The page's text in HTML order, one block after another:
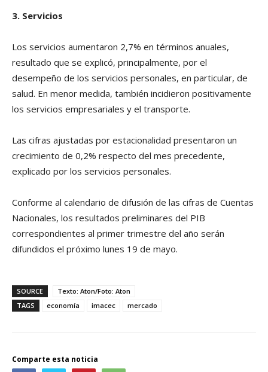
3. Servicios
Los servicios aumentaron 2,7% en términos anuales,
resultado que se explicó, principalmente, por el
desempeño de los servicios personales, en particular, de
salud. En menor medida, también incidieron positivamente
los servicios empresariales y el transporte.
Las cifras ajustadas por estacionalidad presentaron un
crecimiento de 0,2% respecto del mes precedente,
explicado por los servicios personales.
Conforme al calendario de difusión de las cifras de Cuentas
Nacionales, los resultados preliminares del PIB
correspondientes al primer trimestre del año serán
difundidos el próximo lunes 19 de mayo.
SOURCE
Texto: Aton/Foto: Aton
TAGS
economía imacec mercado
Comparte esta noticia